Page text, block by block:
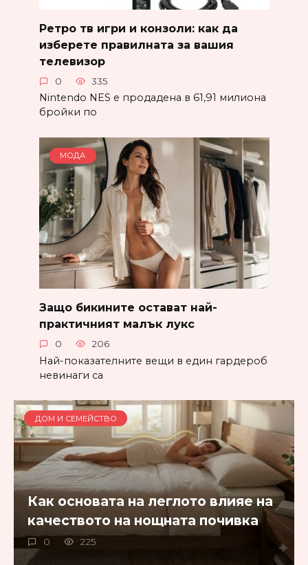
Ретро тв игри и конзоли: как да
изберете правилната за вашия
телевизор
0 335
Nintendo NES е продадена в 61,91 милиона
бройки по
МОДА
Защо бикините остават най-
практичният малък лукс
0 206
Най-показателните вещи в един гардероб
невинаги са
ДОМ И СЕМЕЙСТВО
Как основата на леглото влияе на
качеството на нощната почивка
0 225